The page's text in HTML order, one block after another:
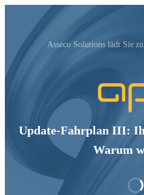
Asseco Solutions‬ lädt Sie
Update-Fahrplan III:
Warum